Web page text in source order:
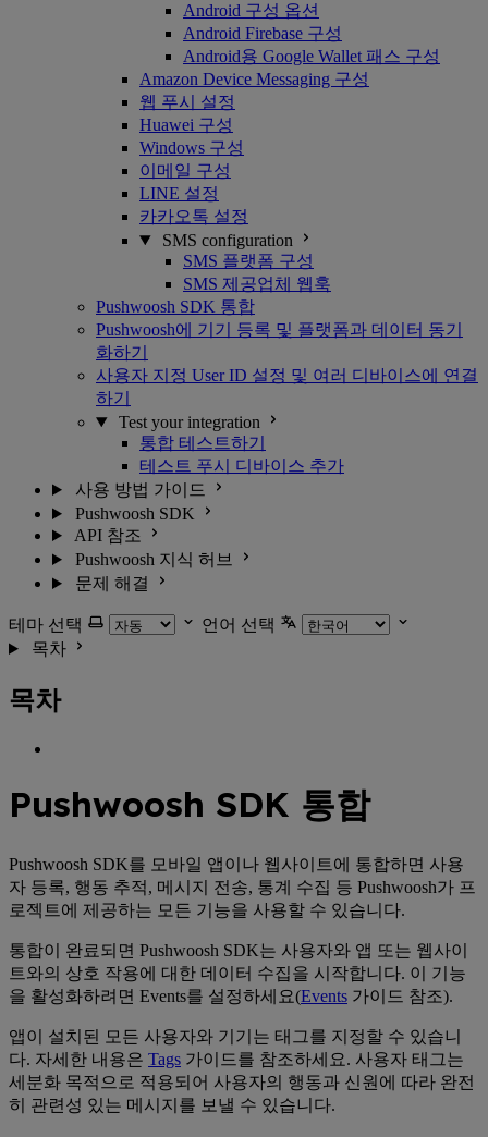
Android 구성 옵션
Android Firebase 구성
Android용 Google Wallet 패스 구성
Amazon Device Messaging 구성
웹 푸시 설정
Huawei 구성
Windows 구성
이메일 구성
LINE 설정
카카오톡 설정
SMS configuration
SMS 플랫폼 구성
SMS 제공업체 웹훅
Pushwoosh SDK 통합
Pushwoosh에 기기 등록 및 플랫폼과 데이터 동기
화하기
사용자 지정 User ID 설정 및 여러 디바이스에 연결
하기
Test your integration
통합 테스트하기
테스트 푸시 디바이스 추가
사용 방법 가이드
Pushwoosh SDK
API 참조
Pushwoosh 지식 허브
문제 해결
테마 선택
언어 선택
목차
목차
Pushwoosh SDK 통합
Pushwoosh SDK를 모바일 앱이나 웹사이트에 통합하면 사용
자 등록, 행동 추적, 메시지 전송, 통계 수집 등 Pushwoosh가 프
로젝트에 제공하는 모든 기능을 사용할 수 있습니다.
통합이 완료되면 Pushwoosh SDK는 사용자와 앱 또는 웹사이
트와의 상호 작용에 대한 데이터 수집을 시작합니다. 이 기능
을 활성화하려면 Events를 설정하세요(Events 가이드 참조).
앱이 설치된 모든 사용자와 기기는 태그를 지정할 수 있습니
다. 자세한 내용은 Tags 가이드를 참조하세요. 사용자 태그는
세분화 목적으로 적용되어 사용자의 행동과 신원에 따라 완전
히 관련성 있는 메시지를 보낼 수 있습니다.